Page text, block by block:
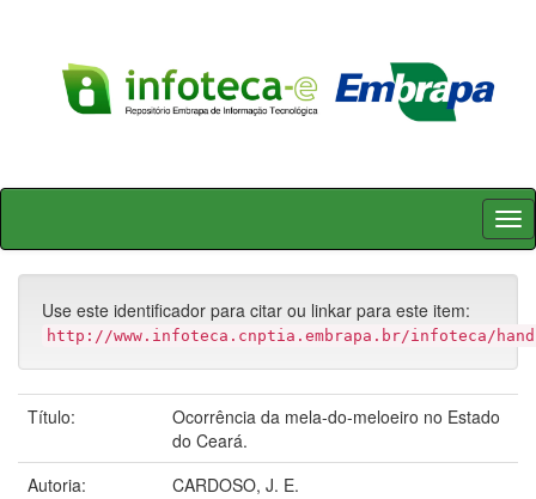
Skip
Use este identificador para citar ou linkar para este item:
http://www.infoteca.cnptia.embrapa.br/infoteca/
Título:
Ocorrência da mela-do-meloeiro no Estado
do Ceará.
Autoria:
CARDOSO, J. E.